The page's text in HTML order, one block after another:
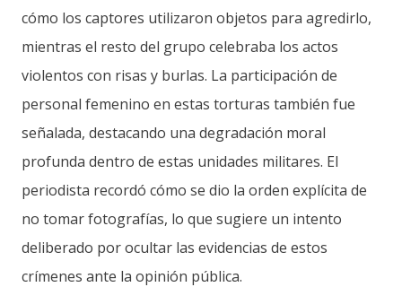
cómo los captores utilizaron objetos para agredirlo,
mientras el resto del grupo celebraba los actos
violentos con risas y burlas. La participación de
personal femenino en estas torturas también fue
señalada, destacando una degradación moral
profunda dentro de estas unidades militares. El
periodista recordó cómo se dio la orden explícita de
no tomar fotografías, lo que sugiere un intento
deliberado por ocultar las evidencias de estos
crímenes ante la opinión pública.